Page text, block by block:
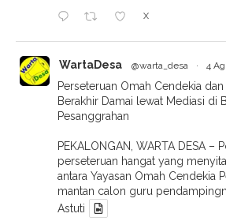
X
WartaDesa @warta_desa · 4
Perseteruan Omah Cendekia
Berakhir Damai lewat Mediasi di
Pesanggrahan
PEKALONGAN, WARTA DESA –
perseteruan hangat yang
antara Yayasan Omah Cendekia
mantan calon guru
Astuti